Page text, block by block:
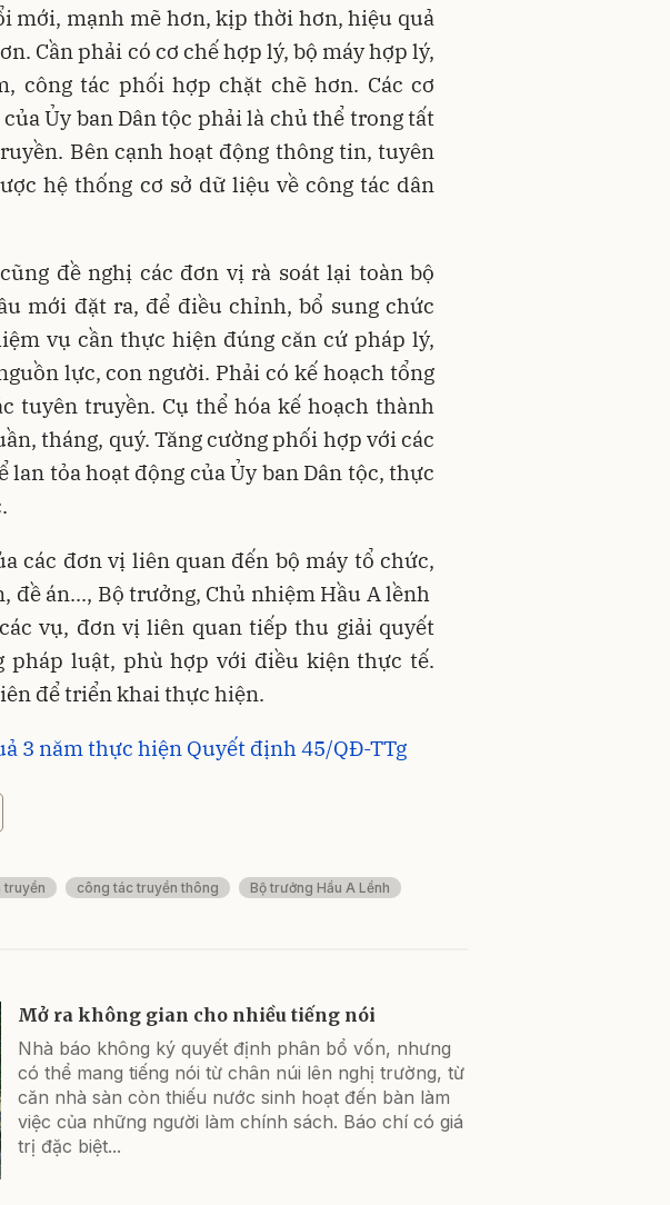
mới, mạnh mẽ hơn, kịp thời hơn, hiệu quả
Cần phải có cơ chế hợp lý, bộ máy hợp lý,
công tác phối hợp chặt chẽ hơn. Các cơ
Ủy ban Dân tộc phải là chủ thể trong tất
Bên cạnh hoạt động thông tin, tuyên
hệ thống cơ sở dữ liệu về công tác dân
đề nghị các đơn vị rà soát lại toàn bộ
mới đặt ra, để điều chỉnh, bổ sung chức
vụ cần thực hiện đúng căn cứ pháp lý,
lực, con người. Phải có kế hoạch tổng
tuyên truyền. Cụ thể hóa kế hoạch thành
tháng, quý. Tăng cường phối hợp với các
lan tỏa hoạt động của Ủy ban Dân tộc, thực
các đơn vị liên quan đến bộ máy tổ chức,
đề án..., Bộ trưởng, Chủ nhiệm Hầu A lềnh
vụ, đơn vị liên quan tiếp thu giải quyết
pháp luật, phù hợp với điều kiện thực tế.
để triển khai thực hiện.
3 năm thực hiện Quyết định 45/QĐ-TTg
truyền công tác truyền thông Bộ trưởng Hầu A Lềnh
Mở ra không gian cho nhiều tiếng nói
Nhà báo không ký quyết định phân bổ vốn, nhưng
có thể mang tiếng nói từ chân núi lên nghị trường, từ
căn nhà sàn còn thiếu nước sinh hoạt đến bàn làm
việc của những người làm chính sách. Báo chí có giá
trị đặc biệt...